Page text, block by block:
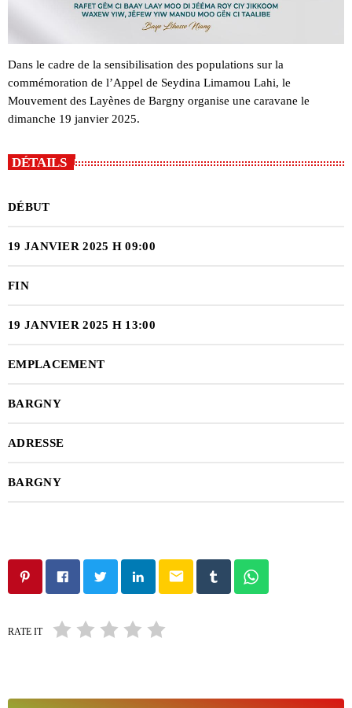
Dans le cadre de la sensibilisation des populations sur la
commémoration de l’Appel de Seydina Limamou Lahi, le
Mouvement des Layènes de Bargny organise une caravane le
dimanche 19 janvier 2025.
DÉTAILS
DÉBUT
19 JANVIER 2025 H 09:00
FIN
19 JANVIER 2025 H 13:00
EMPLACEMENT
BARGNY
ADRESSE
BARGNY
email
RATE IT